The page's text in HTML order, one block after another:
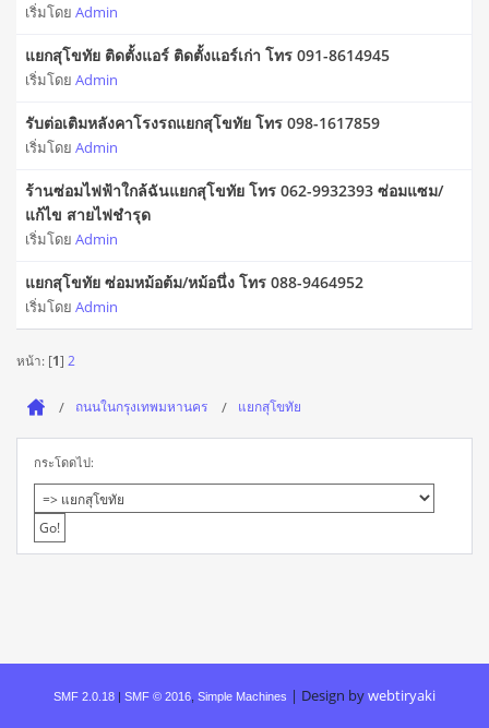
เริ่มโดย Admin
แยกสุโขทัย ติดตั้งแอร์ ติดตั้งแอร์เก่า โทร 091-8614945
เริ่มโดย Admin
รับต่อเติมหลังคาโรงรถแยกสุโขทัย โทร 098-1617859
เริ่มโดย Admin
ร้านซ่อมไฟฟ้าใกล้ฉันแยกสุโขทัย โทร 062-9932393 ซ่อมแซม/
แก้ไข สายไฟชำรุด
เริ่มโดย Admin
แยกสุโขทัย ซ่อมหม้อต้ม/หม้อนึ่ง โทร 088-9464952
เริ่มโดย Admin
หน้า: [1] 2
ถนนในกรุงเทพมหานคร แยกสุโขทัย
กระโดดไป:
SMF 2.0.18 | SMF © 2016 Simple Machines | Design bywebtiryaki